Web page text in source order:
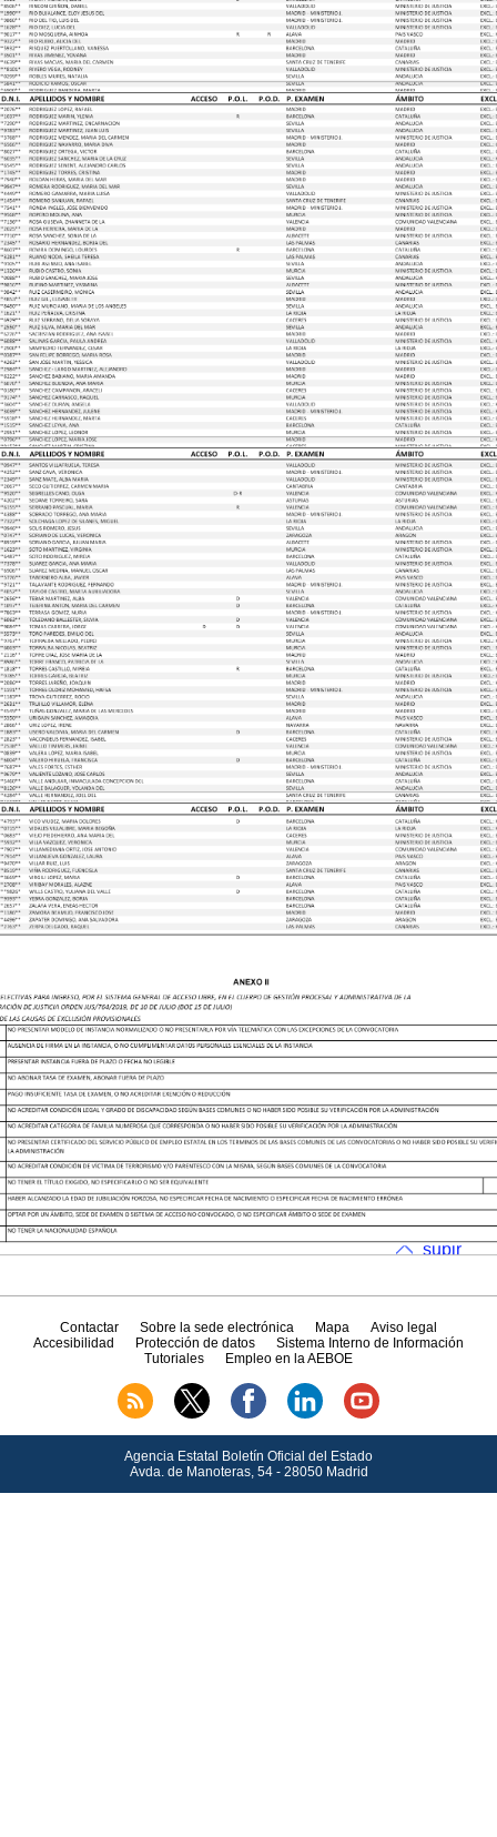
subir
Contactar Sobre la sede electrónica Mapa
Aviso legal
Accesibilidad
Protección de datos
Sistema Interno de Información
Tutoriales
Empleo en la AEBOE
Agencia Estatal Boletín Oficial del Estado
Avda. de Manoteras, 54 - 28050 Madrid